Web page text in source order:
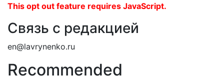
This opt out feature requires JavaScript.
Связь с редакцией
en@lavrynenko.ru
Recommended